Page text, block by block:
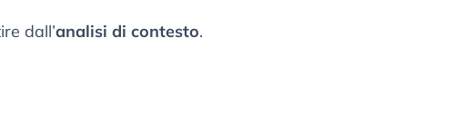
dall’analisi di contesto.